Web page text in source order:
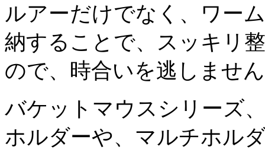
ルアーだけでなく、ワー
納することで、スッキリ
ので、時合いを逃しませ
バケットマウスシリーズ
ホルダーや、マルチホル